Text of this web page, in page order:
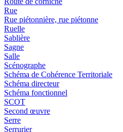
Rue
Rue piétonnière, rue piétonne
Ruelle
Sablière
Sagne
Salle
Scénographe
Schéma de Cohérence Territoriale
Schéma directeur
Schéma fonctionnel
SCOT
Second œuvre
Serre
Serrurier